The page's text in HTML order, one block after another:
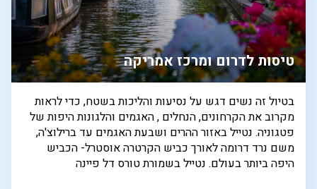
טיסות לדרום ומרכז אמריקה
בטיול זה נשים דגש על נסיעות והליכות בשטח, כדי לראות
מקרוב את הקרחונים, הנחלים , האגמים והלגונות היפות של
פטגוניה. נטייל באזור ההרים ושבעת האגמים עד ברילוצ'ה,
משם נרד דרומה לאורך כביש הקרטרה אוסטרל- הכביש
היפה ביותר בעולם. נטייל בשמורת טורס דל פיינה